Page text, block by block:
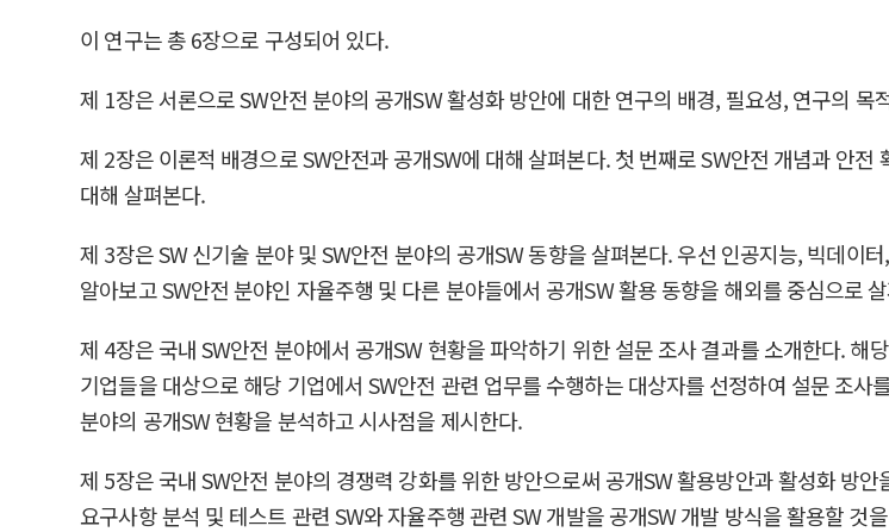
이 연구는 총 6장으로 구성되어 있다.
제 1장은 서론으로 SW안전 분야의 공개SW 활성화 방안에 대한 연구의 배경, 필요성, 연구의 목
제 2장은 이론적 배경으로 SW안전과 공개SW에 대해 살펴본다. 첫 번째로 SW안전 개념과 안
대해 살펴본다.
제 3장은 SW 신기술 분야 및 SW안전 분야의 공개SW 동향을 살펴본다. 우선 인공지능, 빅데이
알아보고 SW안전 분야인 자율주행 및 다른 분야들에서 공개SW 활용 동향을 해외를 중심으로
제 4장은 국내 SW안전 분야에서 공개SW 현황을 파악하기 위한 설문 조사 결과를 소개한다.
기업들을 대상으로 해당 기업에서 SW안전 관련 업무를 수행하는 대상자를 선정하여 설문 조
분야의 공개SW 현황을 분석하고 시사점을 제시한다.
제 5장은 국내 SW안전 분야의 경쟁력 강화를 위한 방안으로써 공개SW 활용방안과 활성화 방
요구사항 분석 및 테스트 관련 SW와 자율주행 관련 SW 개발을 공개SW 개발 방식을 활용할